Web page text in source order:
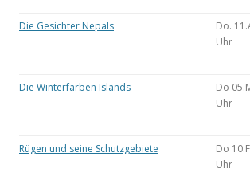
Die Gesichter Nepals
Do.
Uhr
Die Winterfarben Islands
Do
Uhr
Rügen und seine Schutzgebiete
Do
Uhr